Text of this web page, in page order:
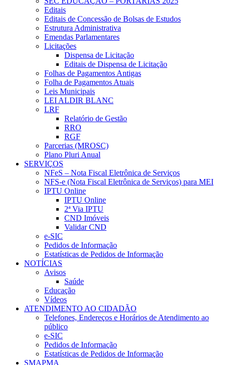
Editais
Editais de Concessão de Bolsas de Estudos
Estrutura Administrativa
Emendas Parlamentares
Licitações
Dispensa de Licitação
Editais de Dispensa de Licitação
Folhas de Pagamentos Antigas
Folha de Pagamentos Atuais
Leis Municipais
LEI ALDIR BLANC
LRF
Relatório de Gestão
RRO
RGF
Parcerias (MROSC)
Plano Pluri Anual
SERVIÇOS
NFeS – Nota Fiscal Eletrônica de Serviços
NFS-e (Nota Fiscal Eletrônica de Serviços) para MEI
IPTU Online
IPTU Online
2ª Via IPTU
CND Imóveis
Validar CND
e-SIC
Pedidos de Informação
Estatísticas de Pedidos de Informação
NOTÍCIAS
Avisos
Saúde
Educação
Vídeos
ATENDIMENTO AO CIDADÃO
Telefones, Endereços e Horários de Atendimento ao
público
e-SIC
Pedidos de Informação
Estatísticas de Pedidos de Informação
SMAPMA